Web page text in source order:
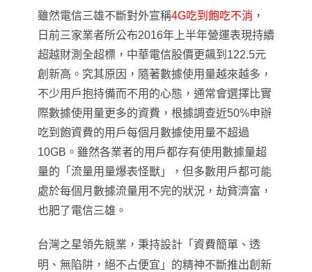
雖然電信三雄不斷對外宣稱4G吃到飽吃不消 ，
日前三家業者所公布2016年上半年營運表現持續
超越財測全超標，中華電信股價更飆到122.5元
創新高。究其原因，隨著數據使用量越來越多，
不少用戶抱持備而不用的心態，通常會選擇比實
際數據使用量更多的資費，根據調查近50%申辦
吃到飽資費的用戶每個月數據使用量不超過
10GB。雖然各業者的用戶都存有使用數據量超
量的「流量用量爆表怪獸」，但多數用戶都可能
處於每個月數據流量用不完的狀況，劫貧濟富，
也肥了電信三雄。
台灣之星領先競業 ， 秉持設計「資費簡單、透
明、無陷阱，絕不占便宜」的精神不斷推出創新